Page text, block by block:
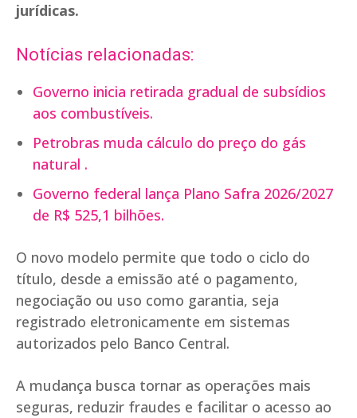
jurídicas.
Notícias relacionadas:
Governo inicia retirada gradual de subsídios
aos combustíveis.
Petrobras muda cálculo do preço do gás
natural .
Governo federal lança Plano Safra 2026/2027
de R$ 525,1 bilhões.
O novo modelo permite que todo o ciclo do
título, desde a emissão até o pagamento,
negociação ou uso como garantia, seja
registrado eletronicamente em sistemas
autorizados pelo Banco Central.
A mudança busca tornar as operações mais
seguras, reduzir fraudes e facilitar o acesso ao